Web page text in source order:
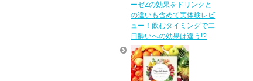
ーゼZの効果をドリンクと
の違いも含めて実体験レビ
ュー！飲むタイミングで二
日酔いへの効果は違う!?